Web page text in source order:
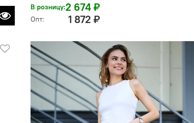
В розницу:2 674 ₽
Опт: 1 872 ₽